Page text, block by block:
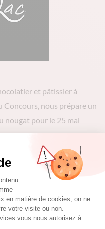
et pâtissier à
nous prépare un
nougat pour le 25 mai